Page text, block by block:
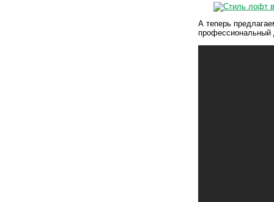
А теперь
профессиональный